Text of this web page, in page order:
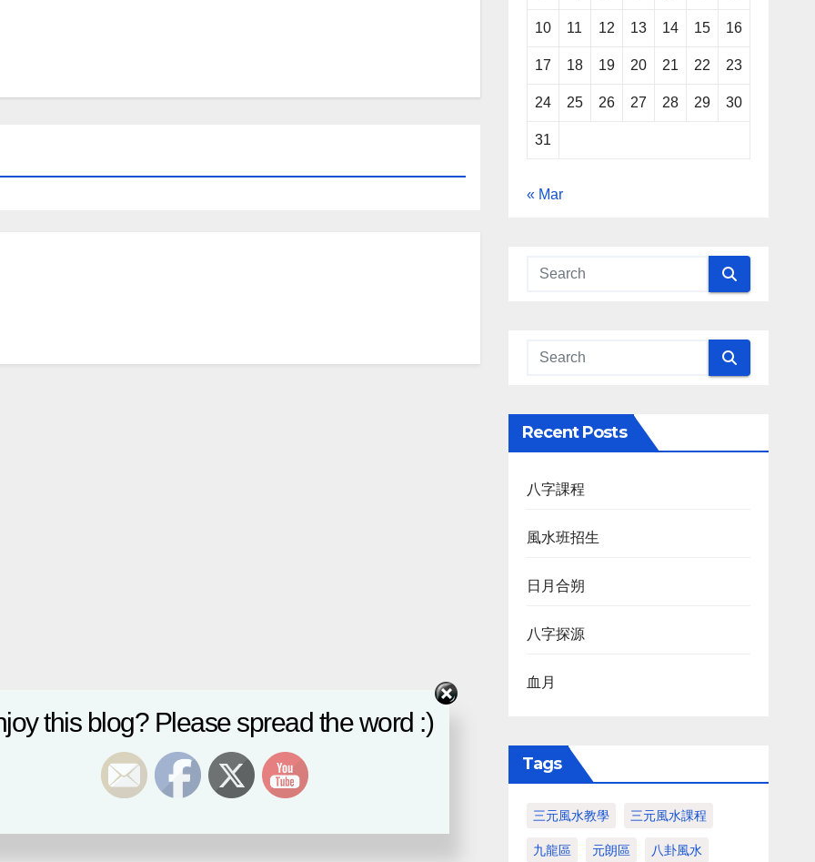
10 11 12 13 14 15 16
17 18 19 20 21 22 23
24 25 26 27 28 29 30
31
« Mar
Recent Posts
八字課程
風水班招生
日月合朔
八字探源
血月
Tags
三元風水教學 三元風水課程
九龍區 元朗區 八卦風水
this blog? Please spread the word :)